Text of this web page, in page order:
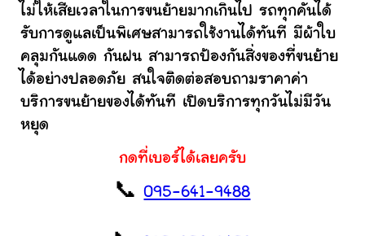
ไม่ให้เสียเวลาในการขนย้ายมากเกินไป รถทุกคันได้
รับการดูแลเป็นพิเศษสามารถใช้งานได้ทันที มีผ้าใบ
คลุมกันแดด กันฝน สามารถป้องกันสิ่งของที่ขนย้าย
ได้อย่างปลอดภัย สนใจติดต่อสอบถามราคาค่า
บริการขนย้ายของได้ทันที เปิดบริการทุกวันไม่มีวัน
หยุด
กดที่เบอร์ได้เลยครับ
📞095-641-9488